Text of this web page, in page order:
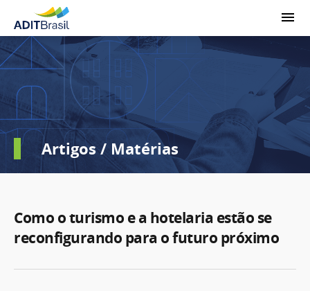
Artigos / Matérias
Como o turismo e a hotelaria estão se
reconfigurando para o futuro próximo